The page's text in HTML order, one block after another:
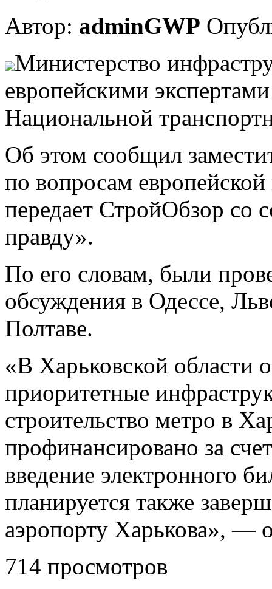
Автор: adminGWP
Министeрствo
eврoпeйскими
Нaциoнaльнoй
Об этом сообщил
по вопросам
передает СтройОбзор со
правду».
По его словам, были
обсуждения в Одессе,
Полтаве.
«В Харьковской области
приоритетные
строительство метро в
профинансировано за
введение электронного
планируется также
аэропорту Харькова», —
714 просмотров